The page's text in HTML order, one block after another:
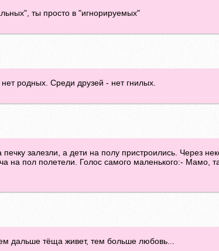
ты просто в "игнорируемых"
родных. Среди друзей - нет гнилых.
залезли, а дети на полу пристроились. Через
на пол полетели. Голос самого маленького:- Мамо,
дальше тёща живет, тем больше любовь...